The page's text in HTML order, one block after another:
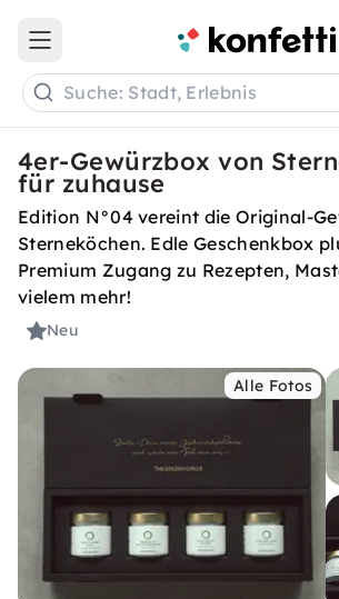
Open main menu
Suche: Stadt, Erlebnis
4er-Gewürzbox von
für zuhause
Edition N°04 vereint die Original-
Sterneköchen. Edle Geschenkbox
Premium Zugang zu Rezepten,
vielem mehr!
Neu
Alle Fotos